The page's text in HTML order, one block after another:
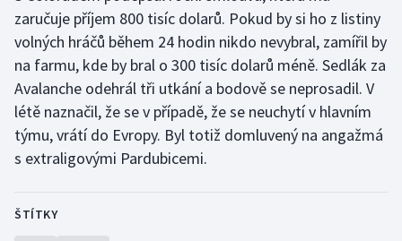
Plážový volejbal
Ragby
Rychlobruslení
Rychlostní kanoistika
zaručuje příjem 800 tisíc dolarů. Pokud by si ho z listiny
volných hráčů během 24 hodin nikdo nevybral, zamířil by
na farmu, kde by bral o 300 tisíc dolarů méně. Sedlák za
Avalanche odehrál tři utkání a bodově se neprosadil. V
létě naznačil, že se v případě, že se neuchytí v hlavním
týmu, vrátí do Evropy. Byl totiž domluvený na angažmá
s extraligovými Pardubicemi.
ŠTÍTKY